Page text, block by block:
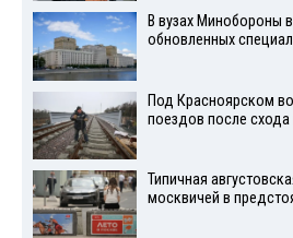
В вузах Минобороны
обновленных
Под Красноярском
поездов после схода
Типичная
москвичей в